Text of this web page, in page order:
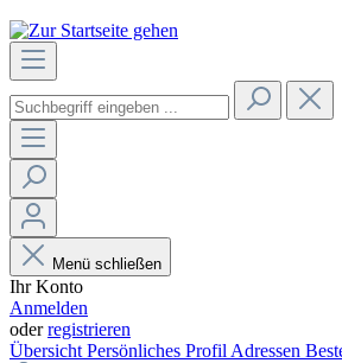
Menü schließen
Ihr Konto
Anmelden
oderregistrieren
Übersicht Persönliches Profil Adressen